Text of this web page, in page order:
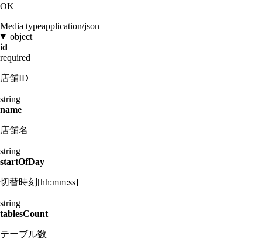
OK
Media typeapplication/json
object
id
required
店舗ID
string
name
店舗名
string
startOfDay
切替時刻[hh:mm:ss]
string
tablesCount
テーブル数